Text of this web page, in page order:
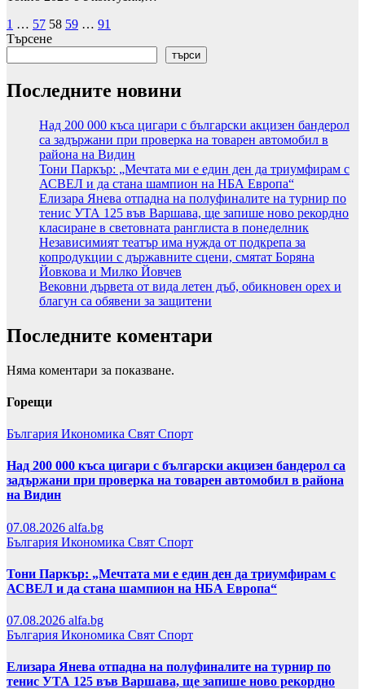
Разделяне
на
публикациите
на
1 … 57 58 59 … 91
Търсене
търси
Последните новини
Над 200 000 къса цигари с български акцизен бандерол
са задържани при проверка на товарен автомобил в
района на Видин
Тони Паркър: „Мечтата ми е един ден да триумфирам с
АСВЕЛ и да стана шампион на НБА Европа“
Елизара Янева отпадна на полуфиналите на турнир по
тенис УТА 125 във Варшава, ще запише ново рекордно
класиране в световната ранглиста в понеделник
Независимият театър има нужда от подкрепа за
копродукции с държавните сцени, смятат Боряна
Йовкова и Милко Йовчев
Вековни дървета от вида летен дъб, обикновен орех и
благун са обявени за защитени
Последните коментари
Няма коментари за показване.
Горещи
България Икономика Свят Спорт
Над 200 000 къса цигари с български акцизен бандерол са
задържани при проверка на товарен автомобил в района
на Видин
07.08.2026 alfa.bg
България Икономика Свят Спорт
Тони Паркър: „Мечтата ми е един ден да триумфирам с
АСВЕЛ и да стана шампион на НБА Европа“
07.08.2026 alfa.bg
България Икономика Свят Спорт
Елизара Янева отпадна на полуфиналите на турнир по
тенис УТА 125 във Варшава, ще запише ново рекордно